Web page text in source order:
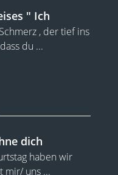
" Ich
, der tief ins
du ...
dich
haben wir
mir/ uns ...